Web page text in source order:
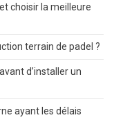
choisir la meilleure
terrain de padel ?
d’installer un
ayant les délais